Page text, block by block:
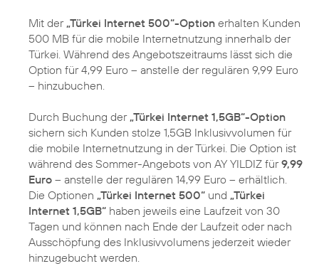
Mit der„Türkei Internet 500“-Option erhalten Kunden
500 MB für die mobile Internetnutzung innerhalb der
Türkei. Während des Angebotszeitraums lässt sich die
Option für 4,99 Euro – anstelle der regulären 9,99 Euro
– hinzubuchen.
Durch Buchung der„Türkei Internet 1,5GB“-Option
sichern sich Kunden stolze 1,5GB Inklusivvolumen für
die mobile Internetnutzung in der Türkei. Die Option ist
während des Sommer-Angebots von AY YILDIZ für9,99
Euro – anstelle der regulären 14,99 Euro – erhältlich.
Die Optionen „Türkei Internet 500“ und „Türkei
Internet 1,5GB“ haben jeweils eine Laufzeit von 30
Tagen und können nach Ende der Laufzeit oder nach
Ausschöpfung des Inklusivvolumens jederzeit wieder
hinzugebucht werden.